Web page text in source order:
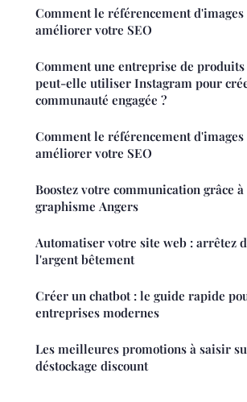
Comment le référencement d'images
améliorer votre SEO
Comment une entreprise de
peut-elle utiliser Instagram pour
communauté engagée ?
Comment le référencement d'images
améliorer votre SEO
Boostez votre communication grâce à
graphisme Angers
Automatiser votre site web : arrêtez
l'argent bêtement
Créer un chatbot : le guide rapide
entreprises modernes
Les meilleures promotions à saisir
déstockage discount